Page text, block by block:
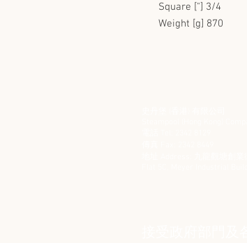
Square ["] 3/4
Weight [g] 870